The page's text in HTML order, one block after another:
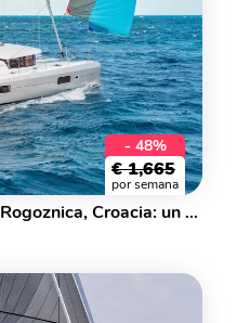
- 48%
€ 1,665
por semana
Alquile este catamarán en Rogoznica, Croacia: un alquiler de yates para 8.